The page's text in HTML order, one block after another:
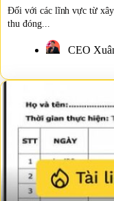
Đối với các lĩnh vực từ xây
thu đóng...
CEO